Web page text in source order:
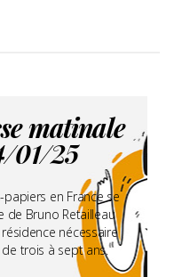
matinale
01/25
en France se
de Bruno Retailleau
nécessaire
trois à sept ans.